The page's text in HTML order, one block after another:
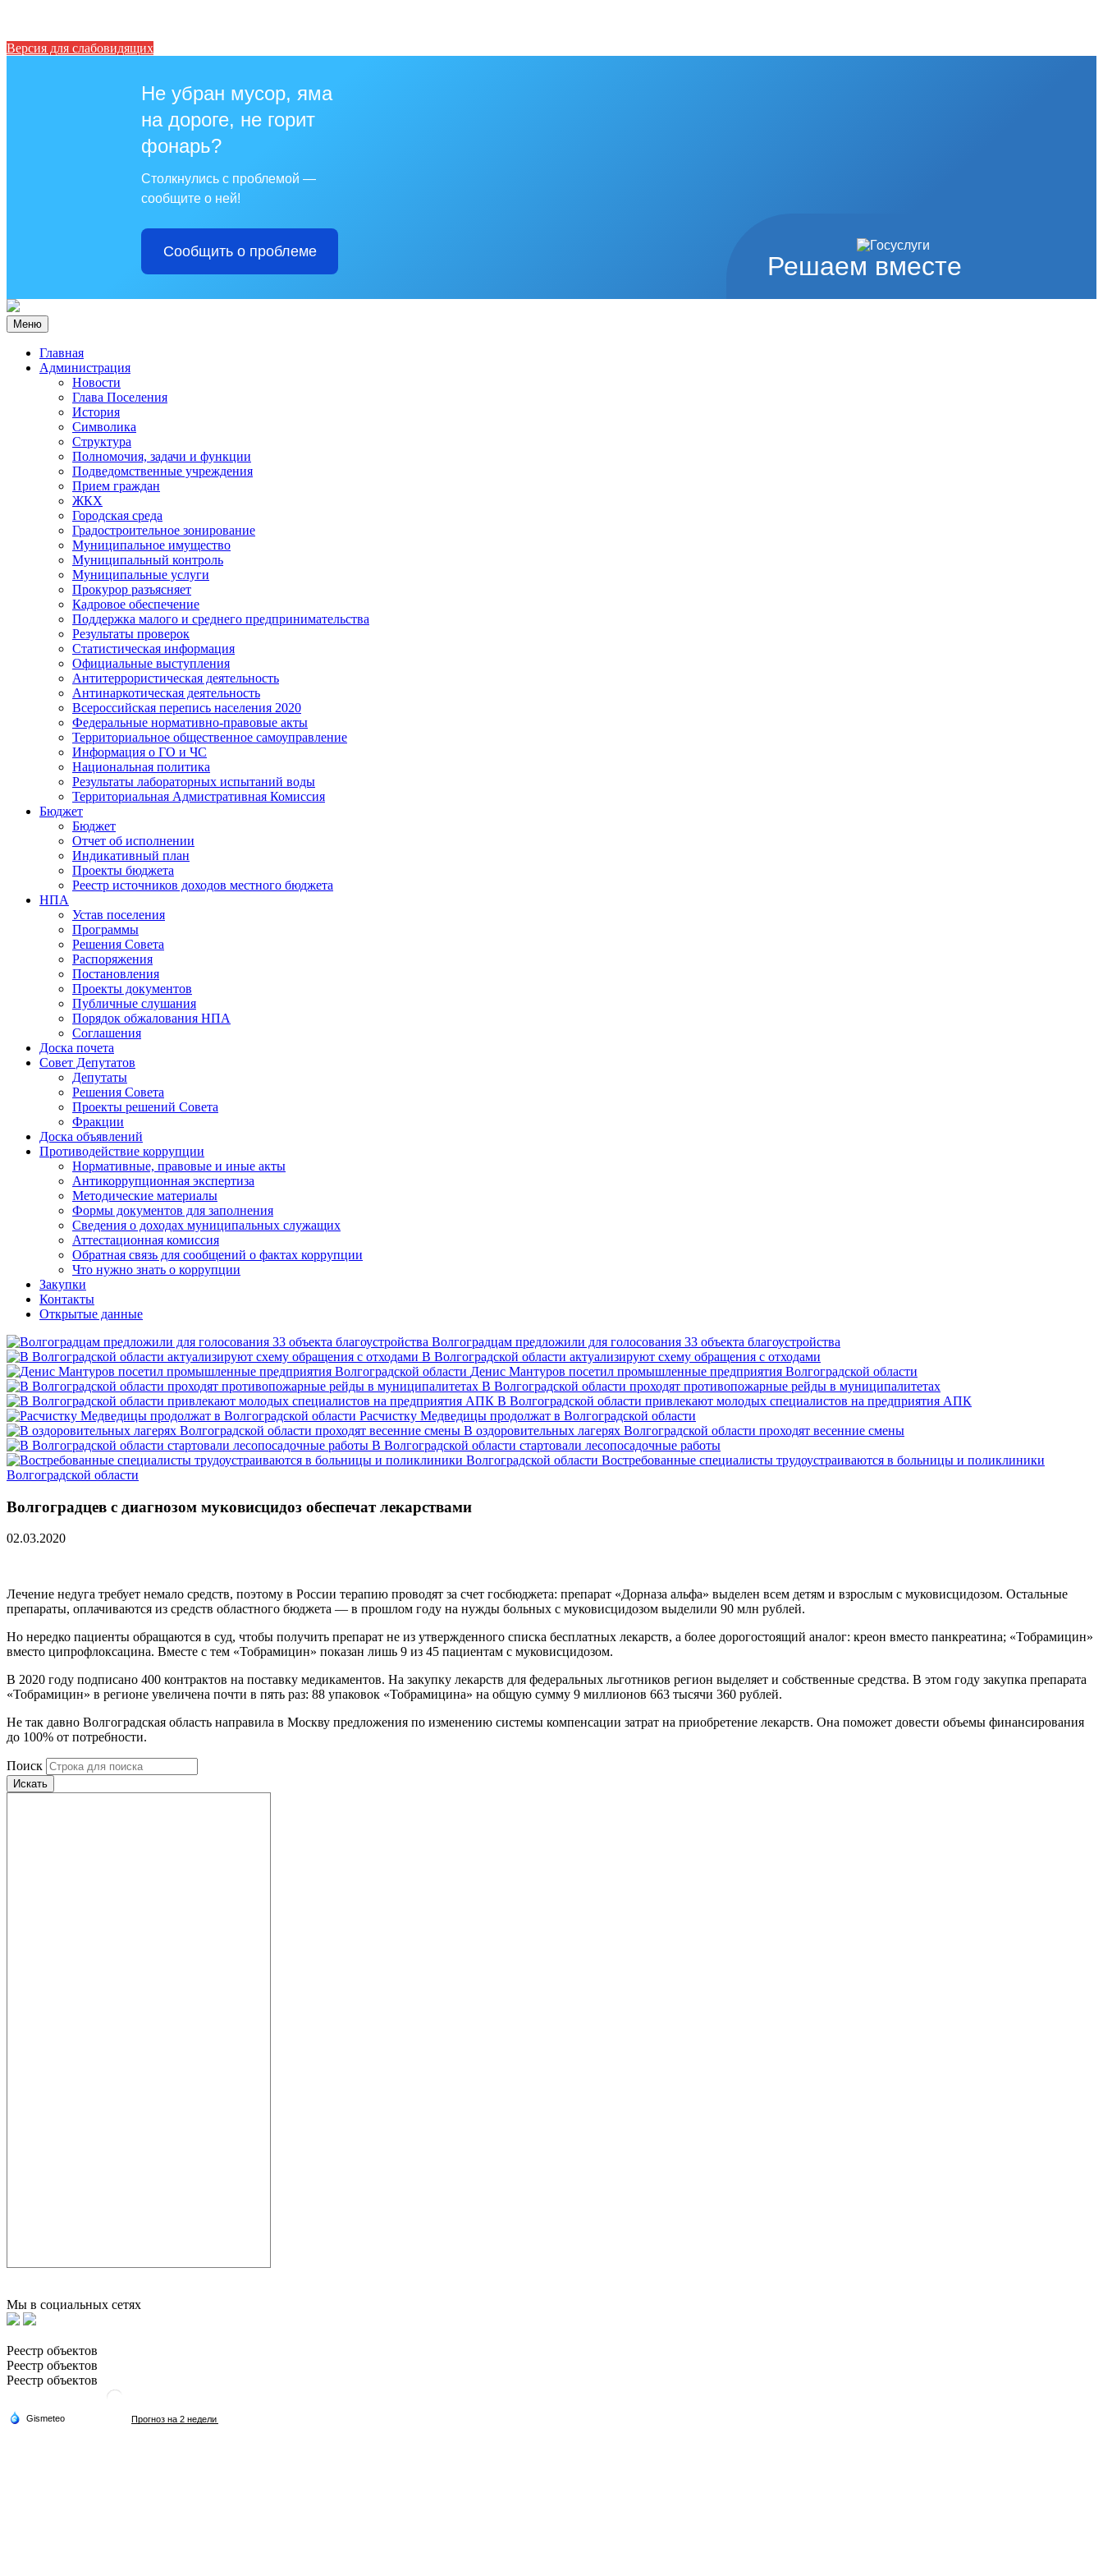
Версия для слабовидящих
Решаем вместе
Не убран мусор, яма
на дороге, не горит
фонарь?
Столкнулись с проблемой —
сообщите о ней!
Сообщить о проблеме
Меню
Главная
Администрация
Новости
Глава Поселения
История
Символика
Структура
Полномочия, задачи и функции
Подведомственные учреждения
Прием граждан
ЖКХ
Городская среда
Градостроительное зонирование
Муниципальное имущество
Муниципальный контроль
Муниципальные услуги
Прокурор разъясняет
Кадровое обеспечение
Поддержка малого и среднего предпринимательства
Результаты проверок
Статистическая информация
Официальные выступления
Антитеррористическая деятельность
Антинаркотическая деятельность
Всероссийская перепись населения 2020
Федеральные нормативно-правовые акты
Территориальное общественное самоуправление
Информация о ГО и ЧС
Национальная политика
Результаты лабораторных испытаний воды
Территориальная Адмистративная Комиссия
Бюджет
Бюджет
Отчет об исполнении
Индикативный план
Проекты бюджета
Реестр источников доходов местного бюджета
НПА
Устав поселения
Программы
Решения Совета
Распоряжения
Постановления
Проекты документов
Публичные слушания
Порядок обжалования НПА
Соглашения
Доска почета
Совет Депутатов
Депутаты
Решения Совета
Проекты решений Совета
Фракции
Доска объявлений
Противодействие коррупции
Нормативные, правовые и иные акты
Антикоррупционная экспертиза
Методические материалы
Формы документов для заполнения
Сведения о доходах муниципальных служащих
Аттестационная комиссия
Обратная связь для сообщений о фактах коррупции
Что нужно знать о коррупции
Закупки
Контакты
Открытые данные
Волгоградцам предложили для голосования 33 объекта благоустройства
В Волгоградской области актуализируют схему обращения с отходами
Денис Мантуров посетил промышленные предприятия Волгоградской области
В Волгоградской области проходят противопожарные рейды в муниципалитетах
В Волгоградской области привлекают молодых специалистов на предприятия АПК
Расчистку Медведицы продолжат в Волгоградской области
В оздоровительных лагерях Волгоградской области проходят весенние смены
В Волгоградской области стартовали лесопосадочные работы
Востребованные специалисты трудоустраиваются в больницы и поликлиники
Волгоградской области
Волгоградцев с диагнозом муковисцидоз обеспечат лекарствами
02.03.2020
Лечение недуга требует немало средств, поэтому в России терапию проводят за счет госбюджета: препарат «Дорназа альфа» выделен всем детям и взрослым с муковисцидозом. Остальные
препараты, оплачиваются из средств областного бюджета — в прошлом году на нужды больных с муковисцидозом выделили 90 млн рублей.
Но нередко пациенты обращаются в суд, чтобы получить препарат не из утвержденного списка бесплатных лекарств, а более дорогостоящий аналог: креон вместо панкреатина; «Тобрамицин»
вместо ципрофлоксацина. Вместе с тем «Тобрамицин» показан лишь 9 из 45 пациентам с муковисцидозом.
В 2020 году подписано 400 контрактов на поставку медикаментов. На закупку лекарств для федеральных льготников регион выделяет и собственные средства. В этом году закупка препарата
«Тобрамицин» в регионе увеличена почти в пять раз: 88 упаковок «Тобрамицина» на общую сумму 9 миллионов 663 тысячи 360 рублей.
Не так давно Волгоградская область направила в Москву предложения по изменению системы компенсации затрат на приобретение лекарств. Она поможет довести объемы финансирования
до 100% от потребности.
Поиск
Искать
Мы в социальных сетях
Реестр объектов
Реестр объектов
Реестр объектов